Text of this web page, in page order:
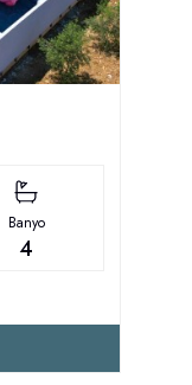
Banyo
4